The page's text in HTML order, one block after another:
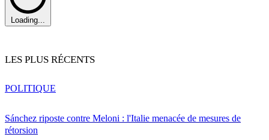
Loading...
LES PLUS RÉCENTS
Sánchez riposte contre Meloni : l'Italie menacée de mesures de
rétorsion
POLITIQUE